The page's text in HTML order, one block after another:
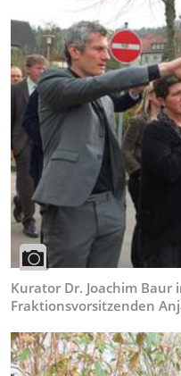
Kurator Dr. Joachim Baur
Fraktionsvorsitzenden